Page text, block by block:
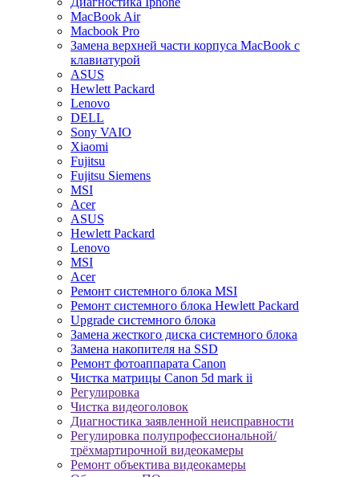
MacBook Air
Macbook Pro
Замена верхней части корпуса MacBook с
клавиатурой
ASUS
Hewlett Packard
Lenovo
DELL
Sony VAIO
Xiaomi
Fujitsu
Fujitsu Siemens
MSI
Acer
ASUS
Hewlett Packard
Lenovo
MSI
Acer
Ремонт системного блока MSI
Ремонт системного блока Hewlett Packard
Upgrade системного блока
Замена жесткого диска системного блока
Замена накопителя на SSD
Ремонт фотоаппарата Canon
Чистка матрицы Canon 5d mark ii
Регулировка
Чистка видеоголовок
Диагностика заявленной неисправности
Регулировка полупрофессиональной/
трёхмартирочной видеокамеры
Ремонт объектива видеокамеры